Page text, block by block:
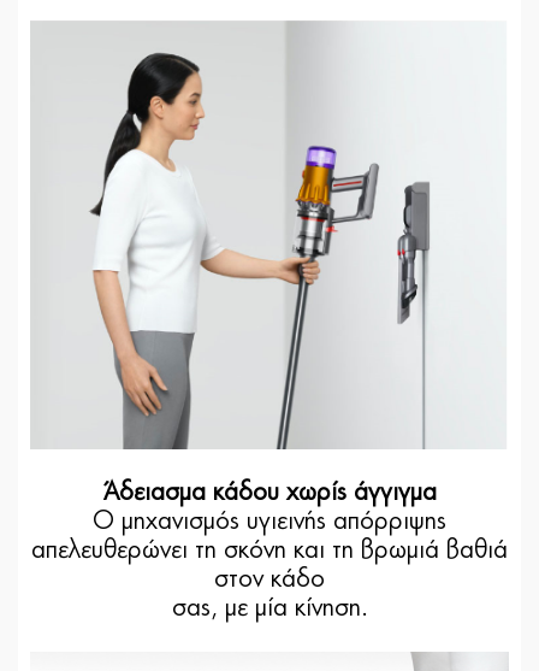
Άδειασμα κάδου χωρίς άγγιγμα
Ο μηχανισμός υγιεινής απόρριψης
απελευθερώνει τη σκόνη και τη βρωμιά βαθιά
στον κάδο
σας, με μία κίνηση.